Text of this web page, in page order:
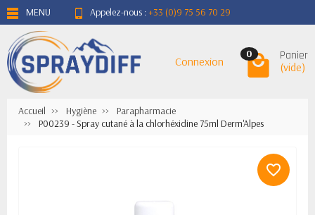
MENU Appelez-nous :+33 (0)9 75 56 70 29
Connexion
0 Panier
(vide)
Accueil Hygiène
Parapharmacie
P00239 - Spray cutané à la chlorhéxidine 75ml Derm'Alpes
favorite_border